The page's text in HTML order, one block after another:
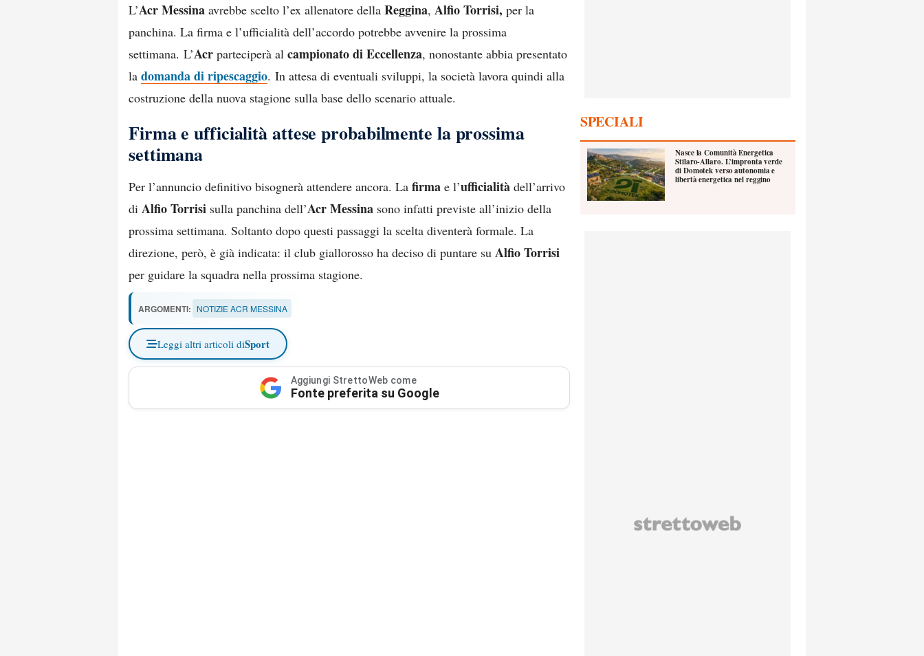
L’Acr Messina avrebbe scelto l’ex allenatore della Reggina, Alfio Torrisi, per la
panchina. La firma e l’ufficialità dell’accordo potrebbe avvenire la prossima
settimana. L’Acr parteciperà al campionato di Eccellenza, nonostante abbia presentato
la domanda di ripescaggio. In attesa di eventuali sviluppi, la società lavora quindi alla
costruzione della nuova stagione sulla base dello scenario attuale.
Firma e ufficialità attese probabilmente la prossima
settimana
Per l’annuncio definitivo bisognerà attendere ancora. La firma e l’ufficialità dell’arrivo
di Alfio Torrisi sulla panchina dell’Acr Messina sono infatti previste all’inizio della
prossima settimana. Soltanto dopo questi passaggi la scelta diventerà formale. La
direzione, però, è già indicata: il club giallorosso ha deciso di puntare su Alfio Torrisi
per guidare la squadra nella prossima stagione.
ARGOMENTI: NOTIZIE ACR MESSINA
Leggi altri articoli diSport
Aggiungi StrettoWeb come
Fonte preferita su Google
SPECIALI
Nasce la Comunità Energetica
Stilaro-Allaro. L’impronta verde
di Domotek verso autonomia e
libertà energetica nel reggino